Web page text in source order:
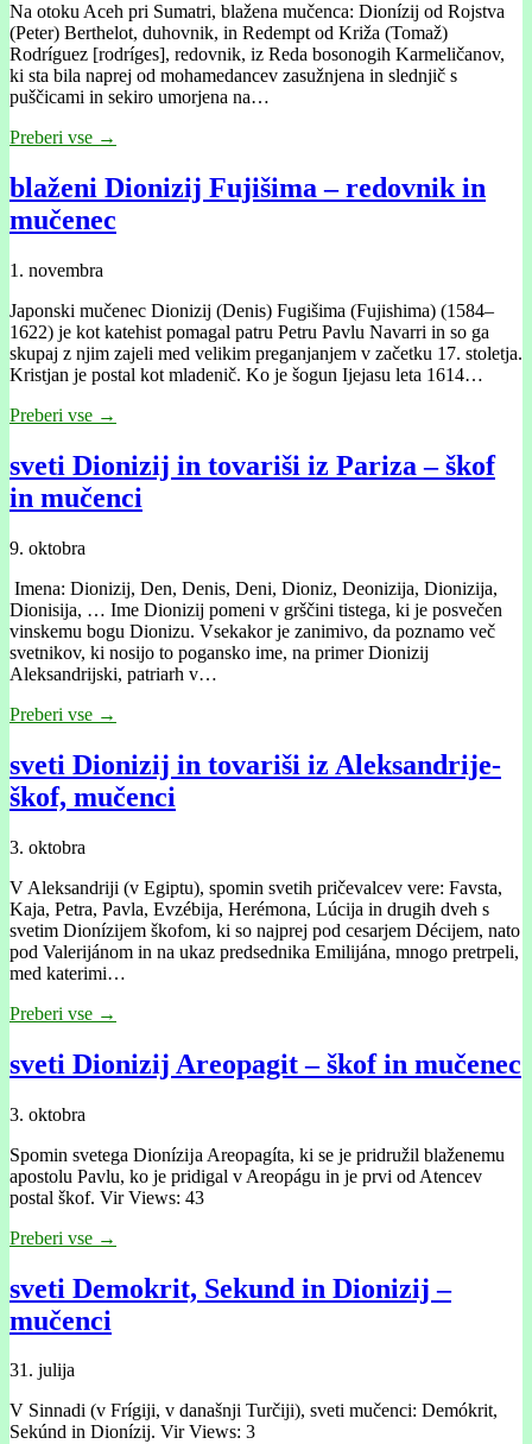
Na otoku Aceh pri Sumatri, blažena mučenca: Dionízij od Rojstva
(Peter) Berthelot, duhovnik, in Redempt od Križa (Tomaž)
Rodríguez [rodríges], redovnik, iz Reda bosonogih Karmeličanov,
ki sta bila naprej od mohamedancev zasužnjena in slednjič s
puščicami in sekiro umorjena na…
Preberi vse →
blaženi Dionizij Fujišima – redovnik in
mučenec
1. novembra
Japonski mučenec Dionizij (Denis) Fugišima (Fujishima) (1584–
1622) je kot katehist pomagal patru Petru Pavlu Navarri in so ga
skupaj z njim zajeli med velikim preganjanjem v začetku 17. stoletja.
Kristjan je postal kot mladenič. Ko je šogun Ijejasu leta 1614…
Preberi vse →
sveti Dionizij in tovariši iz Pariza – škof
in mučenci
9. oktobra
Imena: Dionizij, Den, Denis, Deni, Dioniz, Deonizija, Dionizija,
Dionisija, … Ime Dionizij pomeni v grščini tistega, ki je posvečen
vinskemu bogu Dionizu. Vsekakor je zanimivo, da poznamo več
svetnikov, ki nosijo to pogansko ime, na primer Dionizij
Aleksandrijski, patriarh v…
Preberi vse →
sveti Dionizij in tovariši iz Aleksandrije-
škof, mučenci
3. oktobra
V Aleksandriji (v Egiptu), spomin svetih pričevalcev vere: Favsta,
Kaja, Petra, Pavla, Evzébija, Herémona, Lúcija in drugih dveh s
svetim Dionízijem škofom, ki so najprej pod cesarjem Décijem, nato
pod Valerijánom in na ukaz predsednika Emilijána, mnogo pretrpeli,
med katerimi…
Preberi vse →
sveti Dionizij Areopagit – škof in mučenec
3. oktobra
Spomin svetega Dionízĳa Areopagíta, ki se je pridružil blaženemu
apostolu Pavlu, ko je pridigal v Areopágu in je prvi od Atencev
postal škof. Vir Views: 43
Preberi vse →
sveti Demokrit, Sekund in Dionizij –
mučenci
31. julija
V Sinnadi (v Frígiji, v današnji Turčiji), sveti mučenci: Demókrit,
Sekúnd in Dionízij. Vir Views: 3